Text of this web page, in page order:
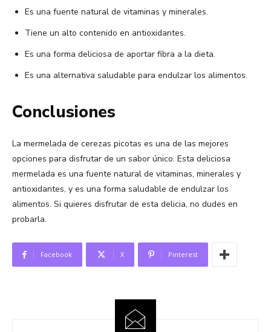
Es una fuente natural de vitaminas y minerales.
Tiene un alto contenido en antioxidantes.
Es una forma deliciosa de aportar fibra a la dieta.
Es una alternativa saludable para endulzar los alimentos.
Conclusiones
La mermelada de cerezas picotas es una de las mejores
opciones para disfrutar de un sabor único. Esta deliciosa
mermelada es una fuente natural de vitaminas, minerales y
antioxidantes, y es una forma saludable de endulzar los
alimentos. Si quieres disfrutar de esta delicia, no dudes en
probarla.
Facebook X Pinterest